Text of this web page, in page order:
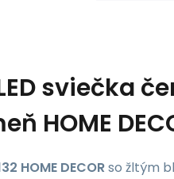
sviečka
HOME
HOME DECORso žltým